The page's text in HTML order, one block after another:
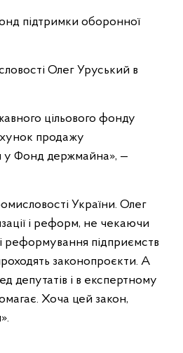
Олег Уруський в
цільового фонду
продажу
у Фонд держмайна», —
України. Олег
і реформ, не чекаючи
реформування підприємств
законопроєкти. А
депутатів і в експертному
Хоча цей закон,